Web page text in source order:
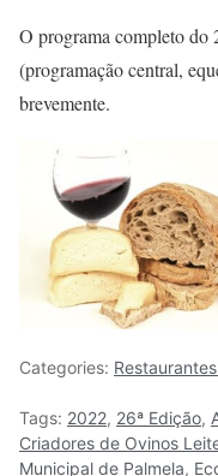
O programa completo do
(programação central,
brevemente.
Categories:
Tags: 2022, 26ª Edição,
Criadores de Ovinos
Municipal de Palmela,